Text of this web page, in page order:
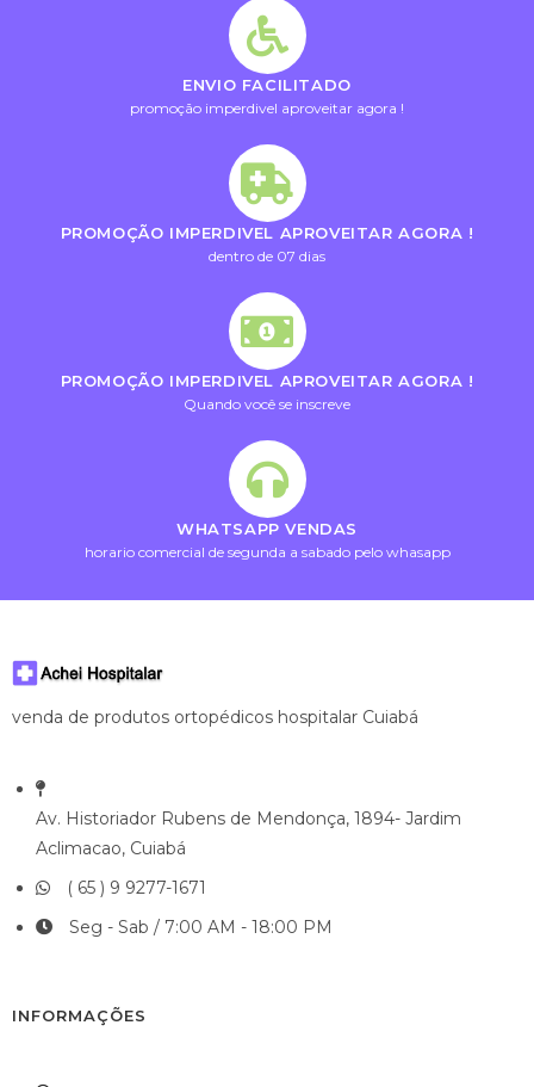
ENVIO FACILITADO
promoção imperdivel aproveitar agora !
PROMOÇÃO IMPERDIVEL APROVEITAR AGORA !
dentro de 07 dias
PROMOÇÃO IMPERDIVEL APROVEITAR AGORA !
Quando você se inscreve
WHATSAPP VENDAS
horario comercial de segunda a sabado pelo whasapp
venda de produtos ortopédicos hospitalar Cuiabá
Av. Historiador Rubens de Mendonça, 1894- Jardim
Aclimacao, Cuiabá
( 65 ) 9 9277-1671
Seg - Sab / 7:00 AM - 18:00 PM
INFORMAÇÕES